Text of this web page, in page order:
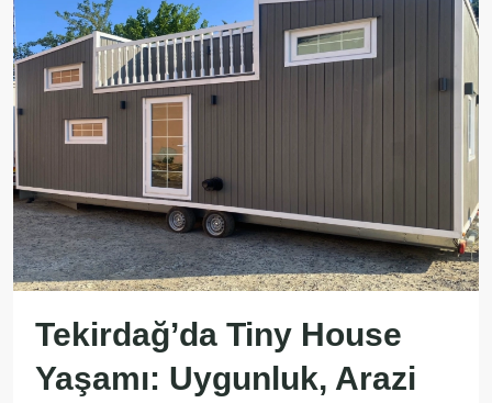
Tekirdağ’da Tiny House
Yaşamı: Uygunluk, Arazi